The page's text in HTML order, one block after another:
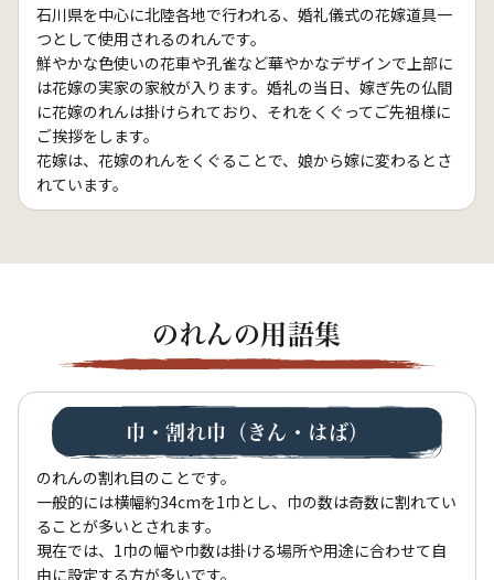
石川県を中心に北陸各地で行われる、婚礼儀式の花嫁道具一
つとして使用されるのれんです。
鮮やかな色使いの花車や孔雀など華やかなデザインで上部に
は花嫁の実家の家紋が入ります。婚礼の当日、嫁ぎ先の仏間
に花嫁のれんは掛けられており、それをくぐってご先祖様に
ご挨拶をします。
花嫁は、花嫁のれんをくぐることで、娘から嫁に変わるとさ
れています。
のれんの用語集
巾・割れ巾（きん・はば）
のれんの割れ目のことです。
一般的には横幅約34cmを1巾とし、巾の数は奇数に割れてい
ることが多いとされます。
現在では、1巾の幅や巾数は掛ける場所や用途に合わせて自
由に設定する方が多いです。